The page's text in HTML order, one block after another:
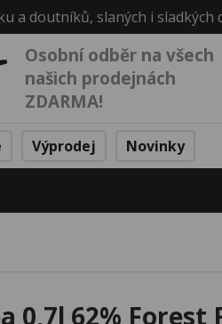
a doutníků, slaných i
Osobní odběr na všech
našich prodejnách
ZDARMA!
Výprodej Novinky
0,7l 62% Forest